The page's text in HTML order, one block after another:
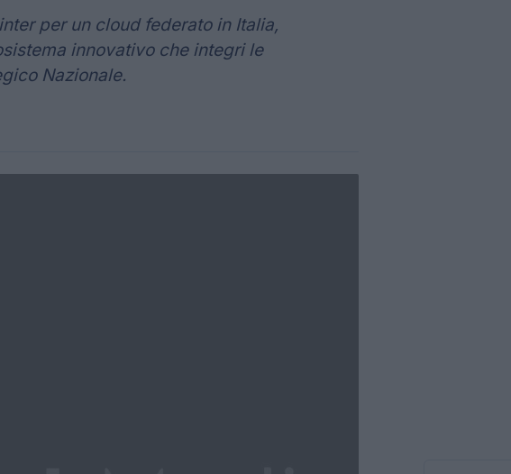
per un cloud federato in Italia,
innovativo che integri le
Nazionale.